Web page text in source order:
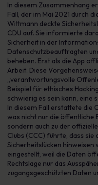
In diesem Zusammenhang
Fall, der im Mai 2021 durch
Wittmann deckte
CDU auf. Sie informierte
Sicherheit in der
Datenschutzbeauftragten
beheben. Erst als die App
Arbeit. Diese
„verantwortungsvolle
Beispiel für ethisches
schwierig es sein kann, eine
In diesem Fall erstattete die
was nicht nur die öffentliche
sondern auch zu der
Clubs (CCC) führte, dass
Sicherheitslücken hinweisen
eingestellt, weil die Daten
Rechtslage nur das
zugangsgeschützten Daten